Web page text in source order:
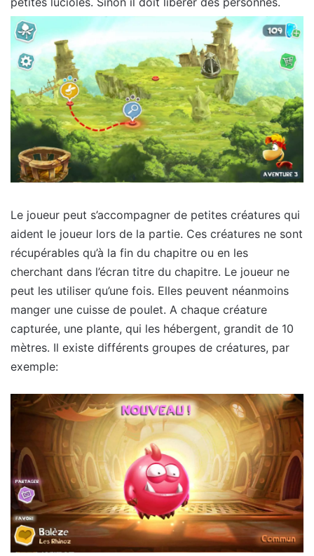
Le joueur peut s’accompagner de petites créatures qui
aident le joueur lors de la partie. Ces créatures ne sont
récupérables qu’à la fin du chapitre ou en les
cherchant dans l’écran titre du chapitre. Le joueur ne
peut les utiliser qu’une fois. Elles peuvent néanmoins
manger une cuisse de poulet. A chaque créature
capturée, une plante, qui les hébergent, grandit de 10
mètres. Il existe différents groupes de créatures, par
exemple: